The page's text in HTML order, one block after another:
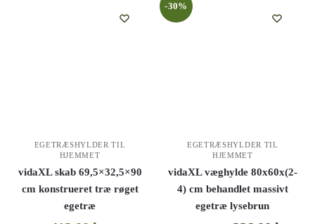
EGETRÆSHYLDER TIL
HJEMMET
vidaXL skab 69,5×32,5×90
cm konstrueret træ røget
egetræ
-30%
EGETRÆSHYLDER TIL
HJEMMET
vidaXL væghylde 80x60x(2-
4) cm behandlet massivt
egetræ lysebrun